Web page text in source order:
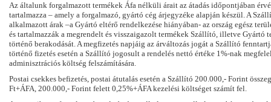
Az általunk forgalmazott termékek Áfa nélküli árait az átadás időpontjában
tartalmazza – amely a forgalmazó, gyártó cég árjegyzéke alapján készül. A
alkalmazott árak –a Gyártó eltérő rendelkezése hiányában- az ország egész
és tartalmazzák a megrendelt és visszaigazolt termékek Szállító, illetve Gyártó
történő berakodását. A megfizetés napjáig az árváltozás jogát a Szállító
történő fizetés esetén a Szállító jogosult a rendelés nettó értéke 1%-nak
adminisztrációs költség felszámítására.
Postai csekkes befizetés, postai átutalás esetén a Szállító 200.000,- Forint
Ft+ÁFA, 200.000,- Forint felett 0,25%+ÁFA kezelési költséget számít fel.